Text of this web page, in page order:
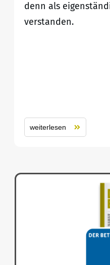
denn als
verstanden.
weiterlesen